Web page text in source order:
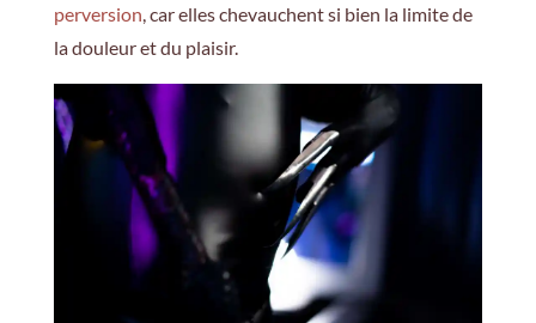
perversion, car elles chevauchent si bien la limite de
la douleur et du plaisir.